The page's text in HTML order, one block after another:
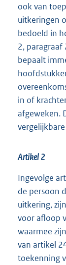
ook van
uitkeringen
bedoeld in
2, paragraaf
bepaalt
in of
afgeweken.
Artikel 2
Ingevolge
de persoon
uitkering,
voor afloop
waarmee
van artikel
toekenning